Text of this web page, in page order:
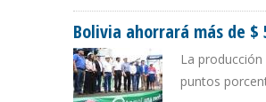
Bolivia ahorrará más de
La
puntos